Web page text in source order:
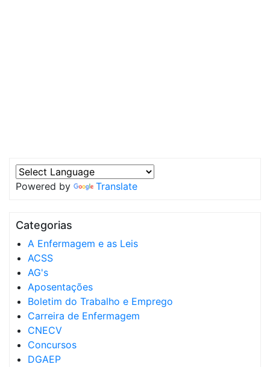
Powered by Translate
Categorias
A Enfermagem e as Leis
ACSS
AG's
Aposentações
Boletim do Trabalho e Emprego
Carreira de Enfermagem
CNECV
Concursos
DGAEP